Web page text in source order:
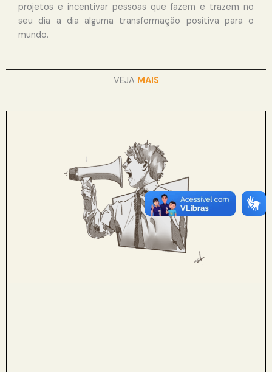
projetos e incentivar pessoas que fazem e trazem no
seu dia a dia alguma transformação positiva para o
mundo.
VEJA MAIS